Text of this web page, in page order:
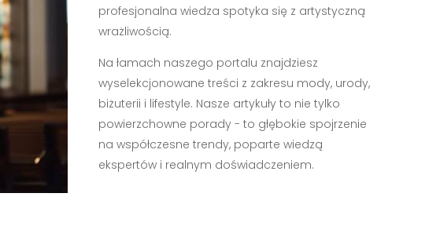
profesjonalna wiedza spotyka się z artystyczną
wrażliwością.
Na łamach naszego portalu znajdziesz
wyselekcjonowane treści z zakresu mody, urody,
biżuterii i lifestyle. Nasze artykuły to nie tylko
powierzchowne porady - to głębokie spojrzenie
na współczesne trendy, poparte wiedzą
ekspertów i realnym doświadczeniem.